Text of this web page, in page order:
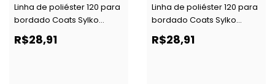
Linha de poliéster 120 para
bordado Coats Sylko
branca c/ 4000 m
R$28,91
Linha de poliéster 120 para
bordado Coats Sylko
branco óptico c/ 4000 m
R$28,91